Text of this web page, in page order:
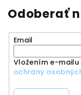
Odoberať
Email
Vložením e-
ochrany